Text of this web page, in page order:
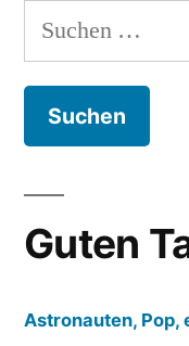
Suchen
nach:
Guten
Astronauten, Pop,